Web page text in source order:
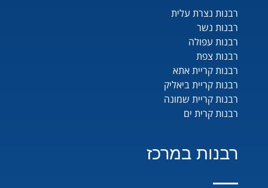
רבנות נצרת עלית
רבנות נשר
רבנות עפולה
רבנות צפת
רבנות קריית אתא
רבנות קריית ביאליק
רבנות קריית שמונה
רבנות קרית ים
רבנות במרכז